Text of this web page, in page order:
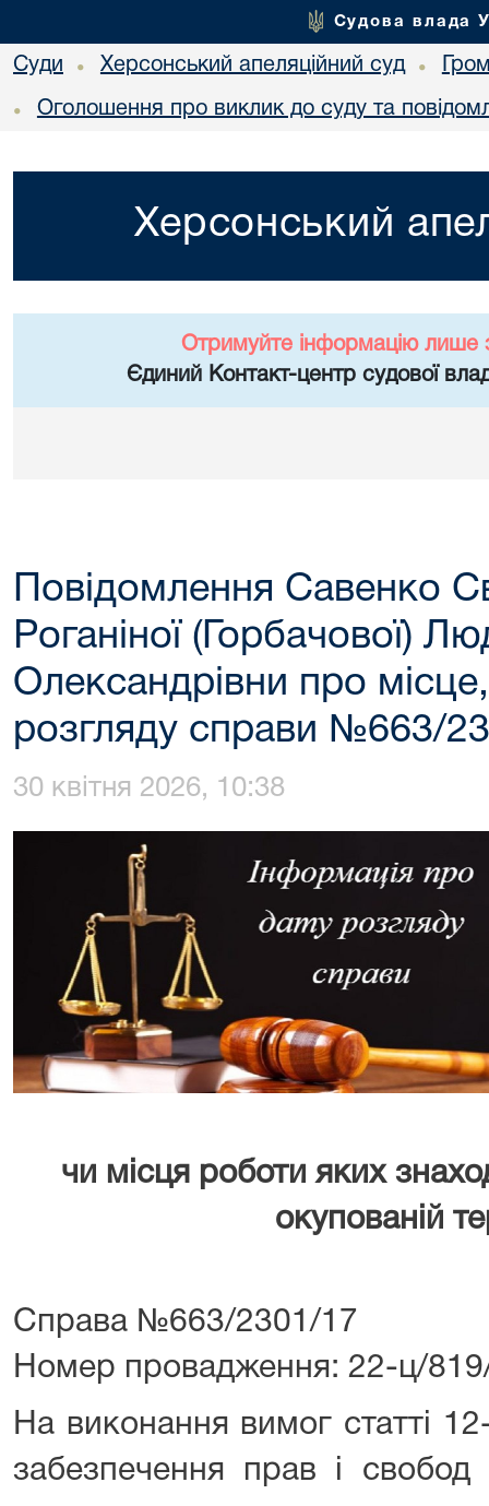
Судова влада
Суди • Херсонський апеляційний суд •
• Оголошення про виклик до суду та
Херсонський
Отримуйте інформацію лише
Єдиний Контакт-центр судової
Повідомлення Савенко
Роганіної (Горбачової)
Олександрівни про
розгляду справи №663/
30 квітня 2026, 10:38
чи місця роботи яких
окупованій
Справа №663/2301/17
Номер провадження: 22-ц/
На виконання вимог статті
забезпечення прав і